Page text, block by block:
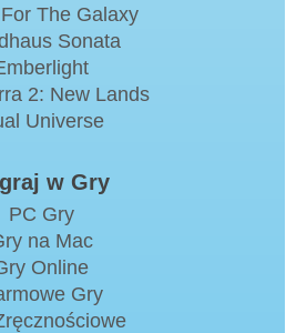
The Galaxy
Sonata
2: New Lands
Universe
w Gry
PC Gry
na Mac
Online
Gry